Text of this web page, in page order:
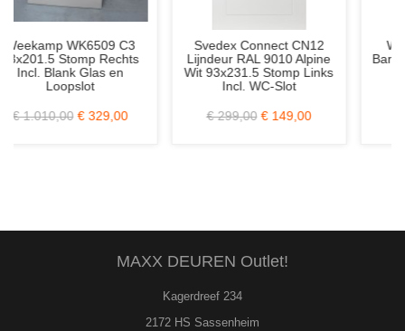
Connect CN12
RAL 9010 Alpine
Stomp Links
Incl. WC-Slot
€ 299,00 € 149,00
Weekamp WK6243 C
Barndeur 88x231.5 Stomp
€ 573,00 € 249,00
MAXX DEUREN Outlet!
Kagerdreef 234
2172 HS Sassenheim